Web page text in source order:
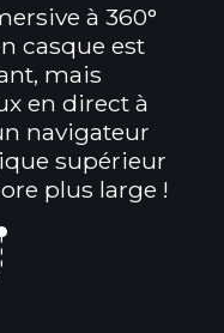
à 360°
casque est
mais
en direct à
navigateur
supérieur
plus large !